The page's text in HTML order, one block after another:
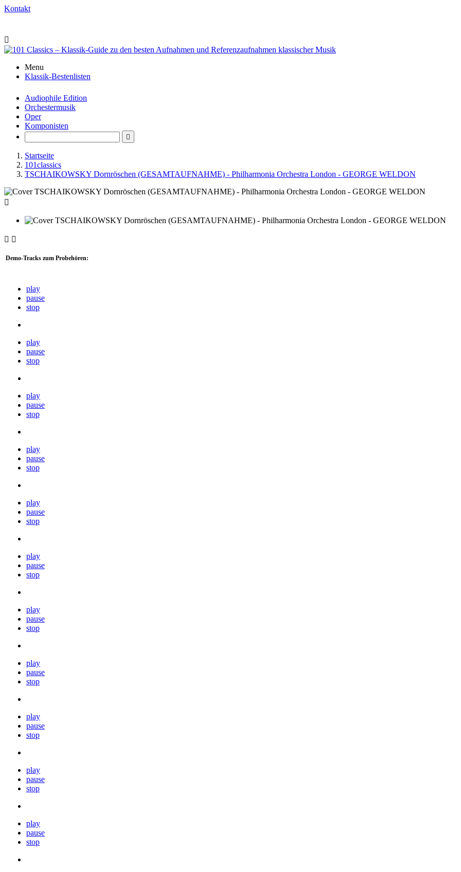
Kontakt

Menu
Klassik-Bestenlisten
Audiophile Edition
Orchestermusik
Oper
Komponisten

Startseite
101classics
TSCHAIKOWSKY Dornröschen (GESAMTAUFNAHME) - Philharmonia Orchestra London - GEORGE WELDON

 
Demo-Tracks zum Probehören:
play
pause
stop
play
pause
stop
play
pause
stop
play
pause
stop
play
pause
stop
play
pause
stop
play
pause
stop
play
pause
stop
play
pause
stop
play
pause
stop
play
pause
stop